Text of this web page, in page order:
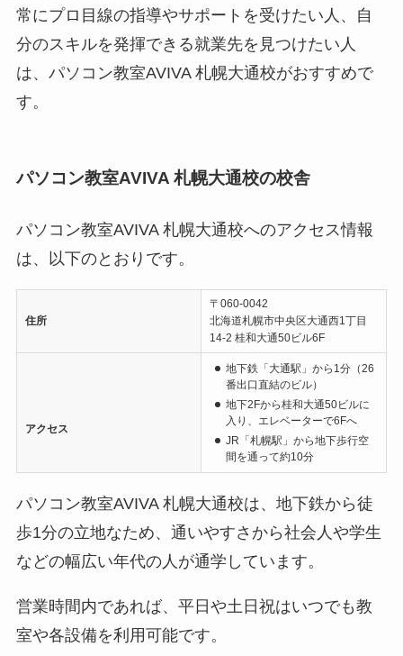
常にプロ目線の指導やサポートを受けたい人、自
分のスキルを発揮できる就業先を見つけたい人
は、パソコン教室AVIVA 札幌大通校がおすすめで
す。
パソコン教室AVIVA 札幌大通校の校舎
パソコン教室AVIVA 札幌大通校へのアクセス情報
は、以下のとおりです。
住所
〒060-0042
北海道札幌市中央区大通西1丁目
14-2 桂和大通50ビル6F
アクセス
地下鉄「大通駅」から1分（26
番出口直結のビル）
地下2Fから桂和大通50ビルに
入り、エレベーターで6Fへ
JR「札幌駅」から地下歩行空
間を通って約10分
パソコン教室AVIVA 札幌大通校は、地下鉄から徒
歩1分の立地なため、通いやすさから社会人や学生
などの幅広い年代の人が通学しています。
営業時間内であれば、平日や土日祝はいつでも教
室や各設備を利用可能です。